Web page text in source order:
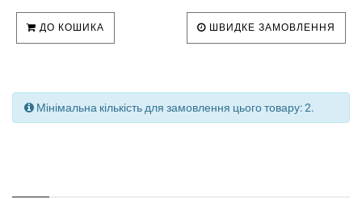
ДО КОШИКА ШВИДКЕ ЗАМОВЛЕННЯ
Мінімальна кількість для замовлення цього товару: 2.